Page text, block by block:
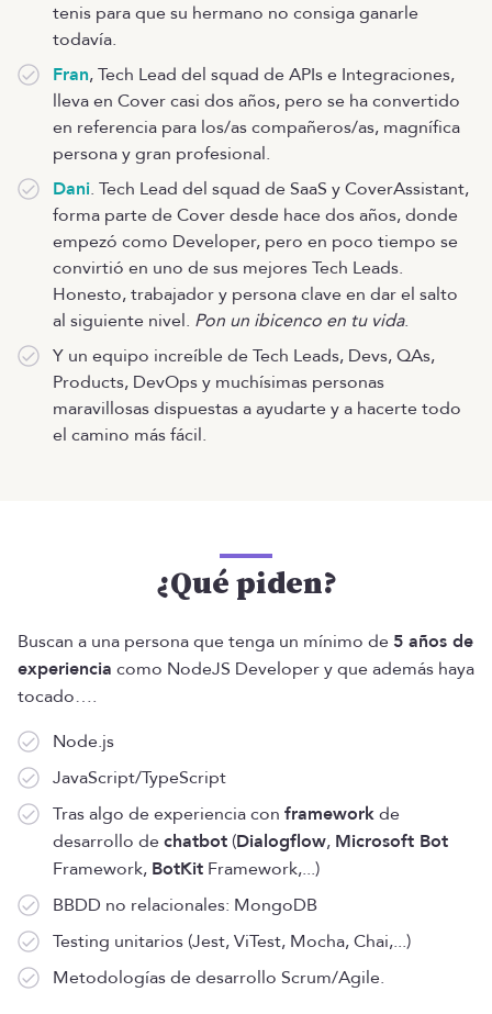
tenis para que su hermano no consiga ganarle
todavía.
Fran, Tech Lead del squad de APIs e Integraciones,
lleva en Cover casi dos años, pero se ha convertido
en referencia para los/as compañeros/as, magnífica
persona y gran profesional.
Dani. Tech Lead del squad de SaaS y CoverAssistant,
forma parte de Cover desde hace dos años, donde
empezó como Developer, pero en poco tiempo se
convirtió en uno de sus mejores Tech Leads.
Honesto, trabajador y persona clave en dar el salto
al siguiente nivel. Pon un ibicenco en tu vida.
Y un equipo increíble de Tech Leads, Devs, QAs,
Products, DevOps y muchísimas personas
maravillosas dispuestas a ayudarte y a hacerte todo
el camino más fácil.
¿Qué piden?
Buscan a una persona que tenga un mínimo de 5 años de
experiencia como NodeJS Developer y que además haya
tocado….
Node.js
JavaScript/TypeScript
Tras algo de experiencia con frameworkde
desarrollo dechatbot (Dialogflow, Microsoft Bot
Framework, BotKit Framework,...)
BBDD no relacionales: MongoDB
Testing unitarios (Jest, ViTest, Mocha, Chai,...)
Metodologías de desarrollo Scrum/Agile.